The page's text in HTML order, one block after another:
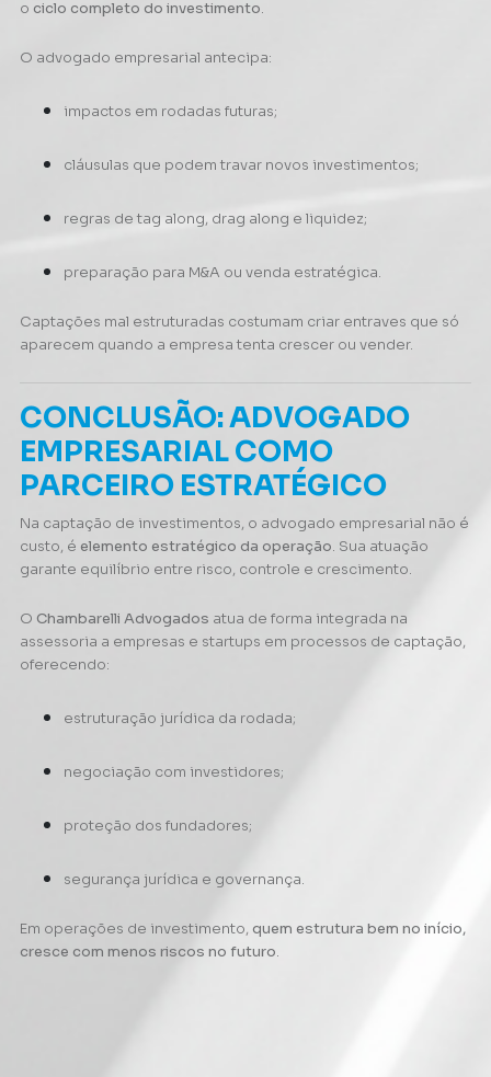
o ciclo completo do investimento.
O advogado empresarial antecipa:
impactos em rodadas futuras;
cláusulas que podem travar novos investimentos;
regras de tag along, drag along e liquidez;
preparação para M&A ou venda estratégica.
Captações mal estruturadas costumam criar entraves que só
aparecem quando a empresa tenta crescer ou vender.
CONCLUSÃO: ADVOGADO
EMPRESARIAL COMO
PARCEIRO ESTRATÉGICO
Na captação de investimentos, o advogado empresarial não é
custo, é elemento estratégico da operação. Sua atuação
garante equilíbrio entre risco, controle e crescimento.
O Chambarelli Advogados atua de forma integrada na
assessoria a empresas e startups em processos de captação,
oferecendo:
estruturação jurídica da rodada;
negociação com investidores;
proteção dos fundadores;
segurança jurídica e governança.
Em operações de investimento, quem estrutura bem no início,
cresce com menos riscos no futuro.